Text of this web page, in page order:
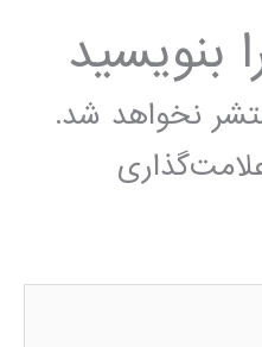
بنویسید
نخواهد شد.